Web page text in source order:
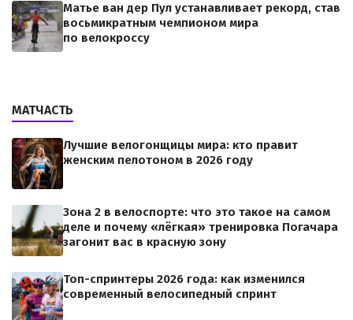
Матье ван дер Пул устанавливает рекорд, став
восьмикратным чемпионом мира
по велокроссу
МАТЧАСТЬ
Лучшие велогонщицы мира: кто правит
женским пелотоном в 2026 году
Зона 2 в велоспорте: что это такое на самом
деле и почему «лёгкая» тренировка Погачара
загонит вас в красную зону
Топ-спринтеры 2026 года: как изменился
современный велосипедный спринт